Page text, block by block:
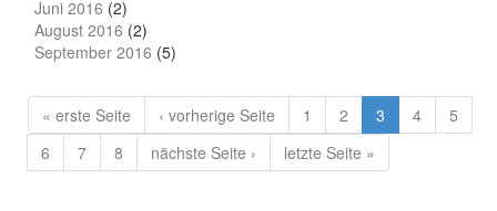
Juni 2016 (2)
August 2016 (2)
September 2016 (5)
« erste Seite ‹ vorherige Seite 1 2 3 4
5
6
7 8 nächste Seite › letzte Seite »